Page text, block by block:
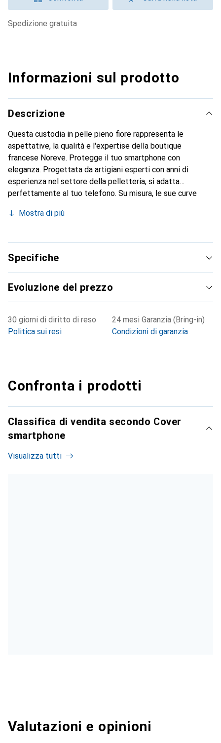
spedizione gratuita
Informazioni sul prodotto
Descrizione
Questa custodia in pelle pieno fiore rappresenta le
aspettative, la qualità e l'expertise della boutique
francese Noreve. Protegge il tuo smartphone con
eleganza. Progettata da artigiani esperti con anni di
esperienza nel settore della pelletteria, si adatta
perfettamente al tuo telefono. Su misura, le sue curve
un accessorio elegante e indispensabile per il tuo
prodotti di alta qualità, il marchio Noreve è una scelta
affidabile per una clientela esigente.
Mostra di più
Specifiche
Evoluzione del prezzo
30 giorni di diritto di reso
Politica sui resi
24 mesi Garanzia (Bring-in)
Condizioni di garanzia
Confronta i prodotti
Classifica di vendita secondo Cover
smartphone
Visualizza tutti
Valutazioni e opinioni